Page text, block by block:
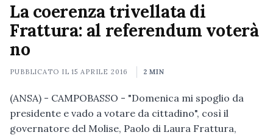
La coerenza trivellata di
Frattura: al referendum voterà
no
PUBBLICATO IL15 APRILE 2016 2 MIN
(ANSA) - CAMPOBASSO - "Domenica mi spoglio da
presidente e vado a votare da cittadino", così il
governatore del Molise, Paolo di Laura Frattura,